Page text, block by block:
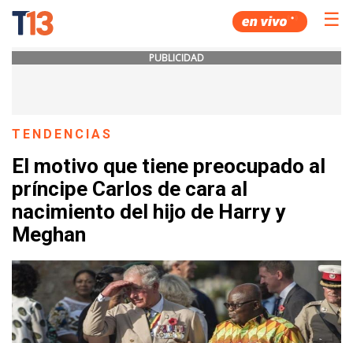
☰
PUBLICIDAD
TENDENCIAS
El motivo que tiene preocupado al
príncipe Carlos de cara al
nacimiento del hijo de Harry y
Meghan